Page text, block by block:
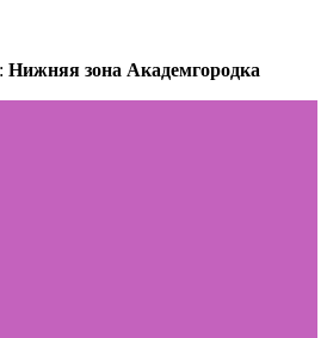
Нижняя зона Академгородка